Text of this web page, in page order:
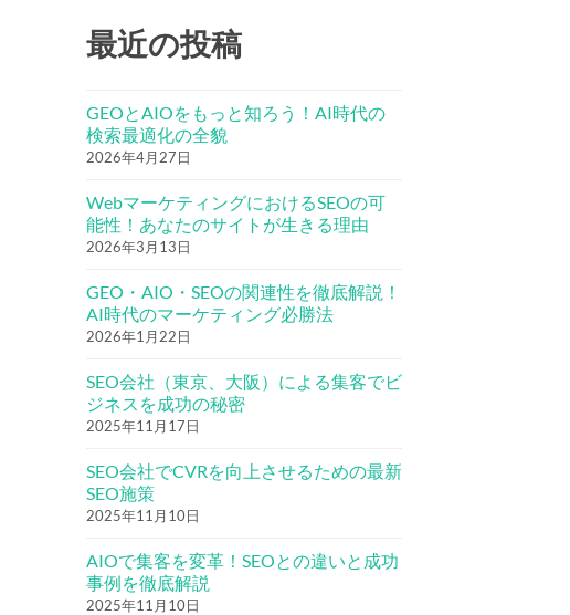
最近の投稿
GEOとAIOをもっと知ろう！AI時代の
検索最適化の全貌
2026年4月27日
WebマーケティングにおけるSEOの可
能性！あなたのサイトが生きる理由
2026年3月13日
GEO・AIO・SEOの関連性を徹底解説！
AI時代のマーケティング必勝法
2026年1月22日
SEO会社（東京、大阪）による集客でビ
ジネスを成功の秘密
2025年11月17日
SEO会社でCVRを向上させるための最新
SEO施策
2025年11月10日
AIOで集客を変革！SEOとの違いと成功
事例を徹底解説
2025年11月10日